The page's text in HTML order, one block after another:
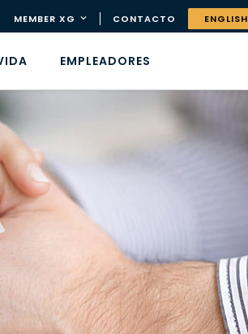
EMPLEADORES
MEMBER XG CONTACTO ENGLISH